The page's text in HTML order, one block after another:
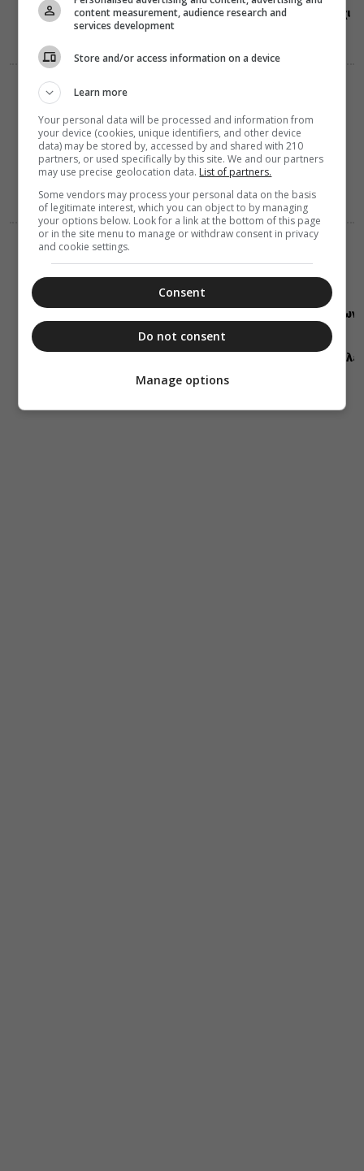
Ευαγγελίου, όχι
Ποιότητα και
ενέργεια της
προσευχής
Στελέχη των
κατασκηνώσεων
Μητροπόλεως
content measurement, audience research and
services development
Store and/or access information on a device
Learn more
Your personal data will be processed and information from
your device (cookies, unique identifiers, and other device
data) may be stored by, accessed by and shared with 210
partners, or used specifically by this site. We and our partners
may use precise geolocation data. List of partners.
Some vendors may process your personal data on the basis
of legitimate interest, which you can object to by managing
your options below. Look for a link at the bottom of this page
or in the site menu to manage or withdraw consent in privacy
and cookie settings.
Consent
Do not consent
Manage options